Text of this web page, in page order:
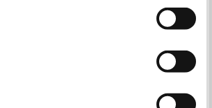
und Überwachungszwecken von
werden, ohne dass Sie sich mit
genau gesetzt werden, wie lang sie
von wem sie gesetzt wurden und
Wegweiser für